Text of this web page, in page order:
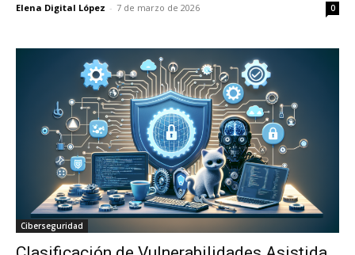
Elena Digital López - 7 de marzo de 2026 0
Ciberseguridad